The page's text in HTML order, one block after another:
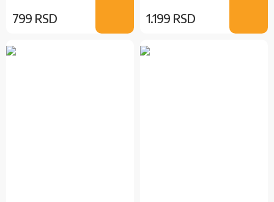
799 RSD 1.199 RSD